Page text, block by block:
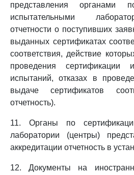
представления органами
испытательными
отчетности о поступивших
выданных сертификатах
соответствия, действие
проведения сертификации
испытаний, отказах в
выдаче сертификатов
отчетность).
11. Органы по
лаборатории (центры)
аккредитации отчетность в
12. Документы на